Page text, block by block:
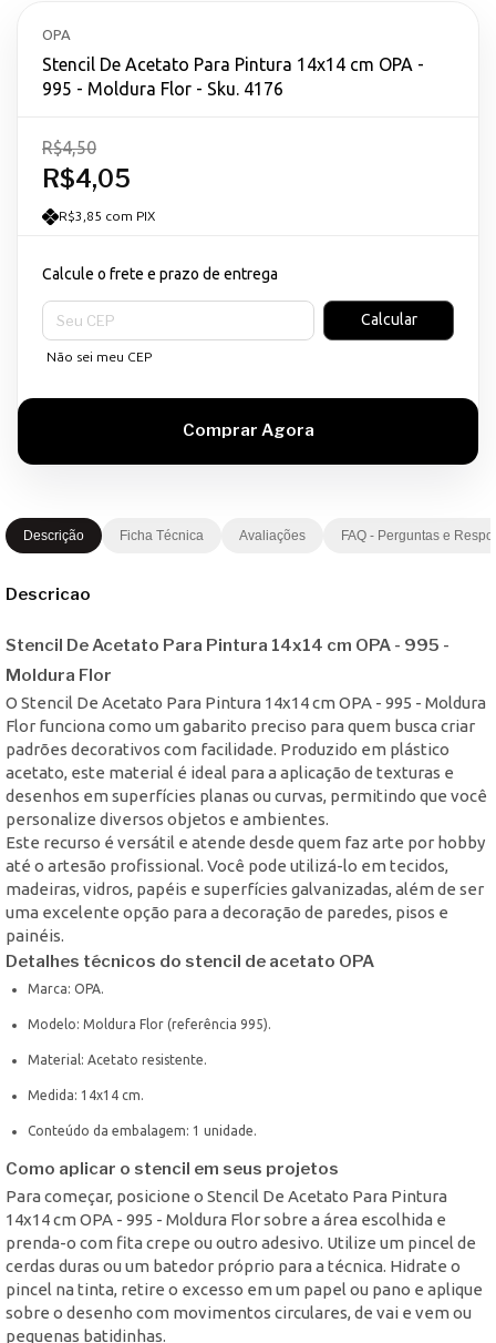
OPA
Stencil De Acetato Para Pintura 14x14 cm OPA -
995 - Moldura Flor - Sku. 4176
R$4,05
R$4,50
R$3,85 com PIX
Calcule o frete e prazo de entrega
Entregas para o CEP:
Calcular
Não sei meu CEP
Descrição Ficha Técnica Avaliações FAQ - Perguntas e
Descricao
Stencil De Acetato Para Pintura 14x14 cm OPA - 995 -
Moldura Flor
O Stencil De Acetato Para Pintura 14x14 cm OPA - 995 - Moldura
Flor funciona como um gabarito preciso para quem busca criar
padrões decorativos com facilidade. Produzido em plástico
acetato, este material é ideal para a aplicação de texturas e
desenhos em superfícies planas ou curvas, permitindo que você
personalize diversos objetos e ambientes.
Este recurso é versátil e atende desde quem faz arte por hobby
até o artesão profissional. Você pode utilizá-lo em tecidos,
madeiras, vidros, papéis e superfícies galvanizadas, além de ser
uma excelente opção para a decoração de paredes, pisos e
painéis.
Detalhes técnicos do stencil de acetato OPA
Marca: OPA.
Modelo: Moldura Flor (referência 995).
Material: Acetato resistente.
Medida: 14x14 cm.
Conteúdo da embalagem: 1 unidade.
Como aplicar o stencil em seus projetos
Para começar, posicione o Stencil De Acetato Para Pintura
14x14 cm OPA - 995 - Moldura Flor sobre a área escolhida e
prenda-o com fita crepe ou outro adesivo. Utilize um pincel de
cerdas duras ou um batedor próprio para a técnica. Hidrate o
pincel na tinta, retire o excesso em um papel ou pano e aplique
sobre o desenho com movimentos circulares, de vai e vem ou
pequenas batidinhas.